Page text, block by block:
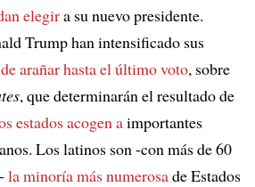
elegira su nuevo presidente.
Trump han intensificado sus
arañar hasta el último voto, sobre
, que determinarán el resultado de
estados acogen aimportantes
Los latinos son -con más de 60
la minoría más numerosade Estados